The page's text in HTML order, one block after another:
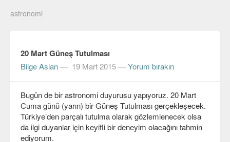
Duyurular
Düşündüklerimiz
Arayüz Tasarımı
Diller
C#
astronomi
20 Mart Güneş Tutulması
Bilge Aslan— 19 Mart 2015—Yorum bırakın
Bugün de bir astronomi duyurusu yapıyoruz. 20 Mart
Cuma günü (yarın) bir Güneş Tutulması gerçekleşecek.
Türkiye’den parçalı tutulma olarak gözlemlenecek olsa
da ilgi duyanlar için keyifli bir deneyim olacağını tahmin
ediyorum.